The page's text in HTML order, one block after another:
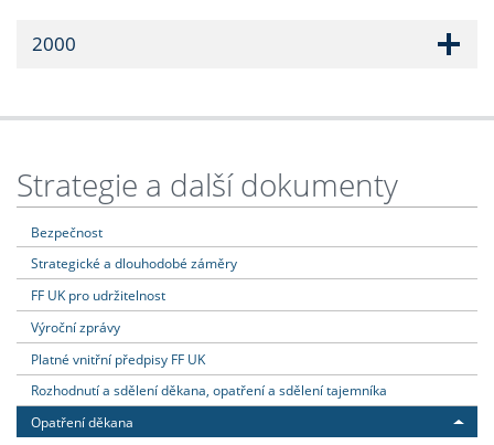
2000
Strategie a další dokumenty
Bezpečnost
Strategické a dlouhodobé záměry
FF UK pro udržitelnost
Výroční zprávy
Platné vnitřní předpisy FF UK
Rozhodnutí a sdělení děkana, opatření a sdělení tajemníka
Opatření děkana